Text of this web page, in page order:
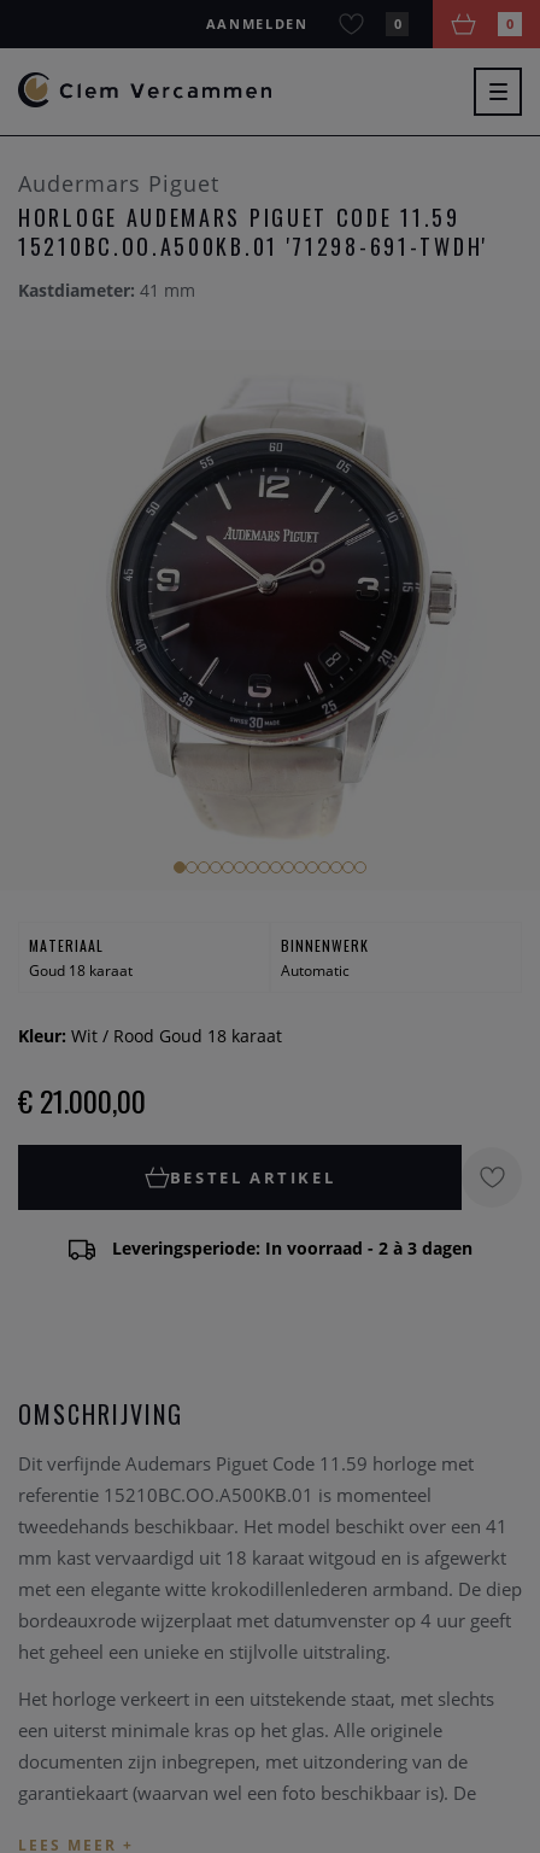
AANMELDEN 0 0
Audermars Piguet
HORLOGE AUDEMARS PIGUET CODE 11.59
15210BC.OO.A500KB.01 '71298-691-TWDH'
Kastdiameter: 41 mm
MATERIAAL
Goud 18 karaat
BINNENWERK
Automatic
Kleur: Wit / Rood Goud 18 karaat
€ 21.000,00
BESTEL ARTIKEL
Leveringsperiode: In voorraad - 2 à 3 dagen
OMSCHRIJVING
Dit verfijnde Audemars Piguet Code 11.59 horloge met
referentie 15210BC.OO.A500KB.01 is momenteel
tweedehands beschikbaar. Het model beschikt over een 41
mm kast vervaardigd uit 18 karaat witgoud en is afgewerkt
met een elegante witte krokodillenlederen armband. De diep
bordeauxrode wijzerplaat met datumvenster op 4 uur geeft
het geheel een unieke en stijlvolle uitstraling.
Het horloge verkeert in een uitstekende staat, met slechts
een uiterst minimale kras op het glas. Alle originele
documenten zijn inbegrepen, met uitzondering van de
garantiekaart (waarvan wel een foto beschikbaar is). De